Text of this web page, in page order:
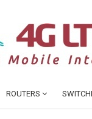
ROUTERS